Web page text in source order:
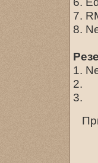
7.
8.
1.
2.
3.